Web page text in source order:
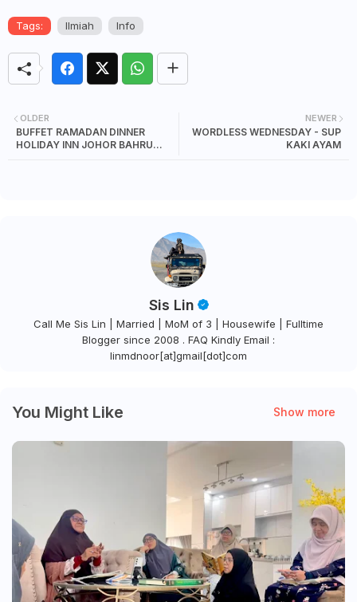
Tags: Ilmiah Info
NEWER
WORDLESS WEDNESDAY - SUP
KAKI AYAM
OLDER
BUFFET RAMADAN DINNER
HOLIDAY INN JOHOR BAHRU
Sis Lin
Call Me Sis Lin | Married | MoM of 3 | Housewife | Fulltime
Blogger since 2008 . FAQ Kindly Email :
linmdnoor[at]gmail[dot]com
You Might Like Show more